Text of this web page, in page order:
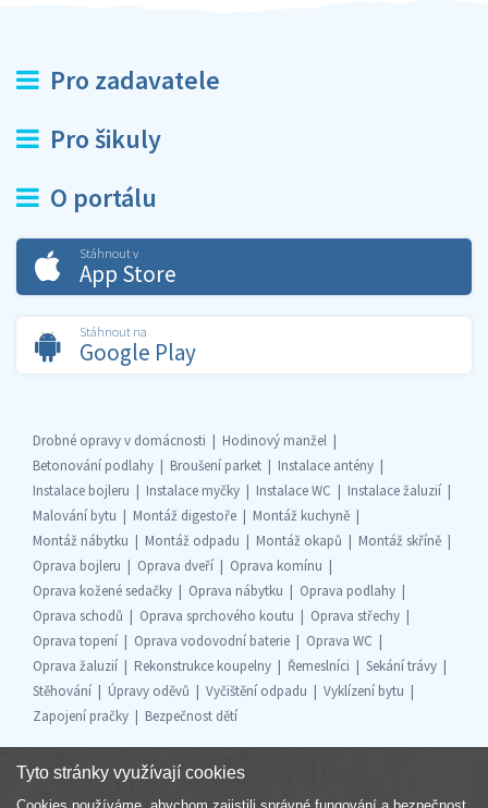
Pro zadavatele
Pro šikuly
O portálu
Stáhnout v
App Store
Stáhnout na
Google Play
Drobné opravy v domácnosti
Hodinový manžel
Betonování podlahy
Broušení parket
Instalace antény
Instalace bojleru
Instalace myčky Instalace WC
Instalace žaluzií
Malování bytu
Montáž digestoře
Montáž kuchyně
Montáž nábytku
Montáž odpadu Montáž okapů
Montáž skříně
Oprava bojleru
Oprava dveří
Oprava komínu
Oprava kožené sedačky
Oprava nábytku
Oprava podlahy
Oprava schodů
Oprava sprchového koutu
Oprava střechy
Oprava topení
Oprava vodovodní baterie
Oprava WC
Oprava žaluzií
Rekonstrukce koupelny Řemeslníci
Sekání trávy
Stěhování
Úpravy oděvů Vyčištění odpadu
Vyklízení bytu
Zapojení pračky
Bezpečnost dětí
Tyto stránky využívají cookies